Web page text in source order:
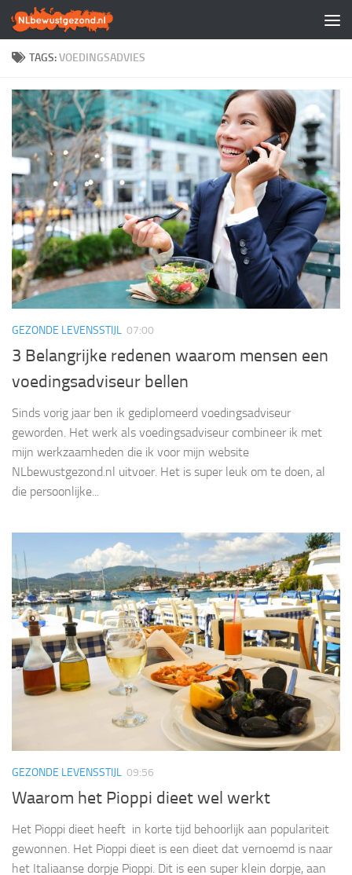
Doorgaan naar inhoud
TAGS:VOEDINGSADVIES
GEZONDE LEVENSSTIJL 07:00
3 Belangrijke redenen waarom mensen een
voedingsadviseur bellen
Sinds vorig jaar ben ik gediplomeerd voedingsadviseur
geworden. Het werk als voedingsadviseur combineer ik met
mijn werkzaamheden die ik voor mijn website
NLbewustgezond.nl uitvoer. Het is super leuk om te doen, al
die persoonlijke...
GEZONDE LEVENSSTIJL 09:56
Waarom het Pioppi dieet wel werkt
Het Pioppi dieet heeft in korte tijd behoorlijk aan populariteit
gewonnen. Het Pioppi dieet is een dieet dat vernoemd is naar
het Italiaanse dorpje Pioppi. Dit is een super klein dorpje, aan